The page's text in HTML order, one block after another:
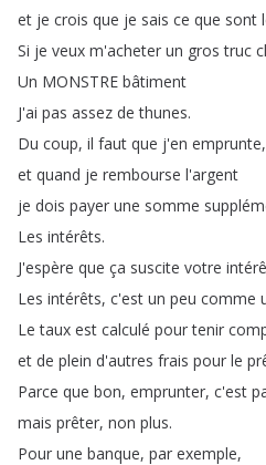
et je crois que je sais ce que sont
Si je veux m'acheter un gros truc
Un MONSTRE bâtiment
J'ai pas assez de thunes.
Du coup, il faut que j'en emprunte,
et quand je rembourse l'argent
je dois payer une somme
Les intérêts.
J'espère que ça suscite votre
Les intérêts, c'est un peu comme
Le taux est calculé pour tenir
et de plein d'autres frais pour le
Parce que bon, emprunter, c'est
mais prêter, non plus.
Pour une banque, par exemple,